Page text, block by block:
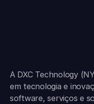
A DXC Technology
em tecnologia e
software, serviços e